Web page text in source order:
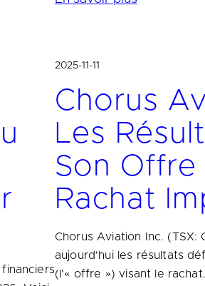
2025-11-11
Chorus
Les
Son Offre
Rachat
Chorus Aviation Inc. (TSX:
aujourd'hui les résultats
(l'« offre ») visant le